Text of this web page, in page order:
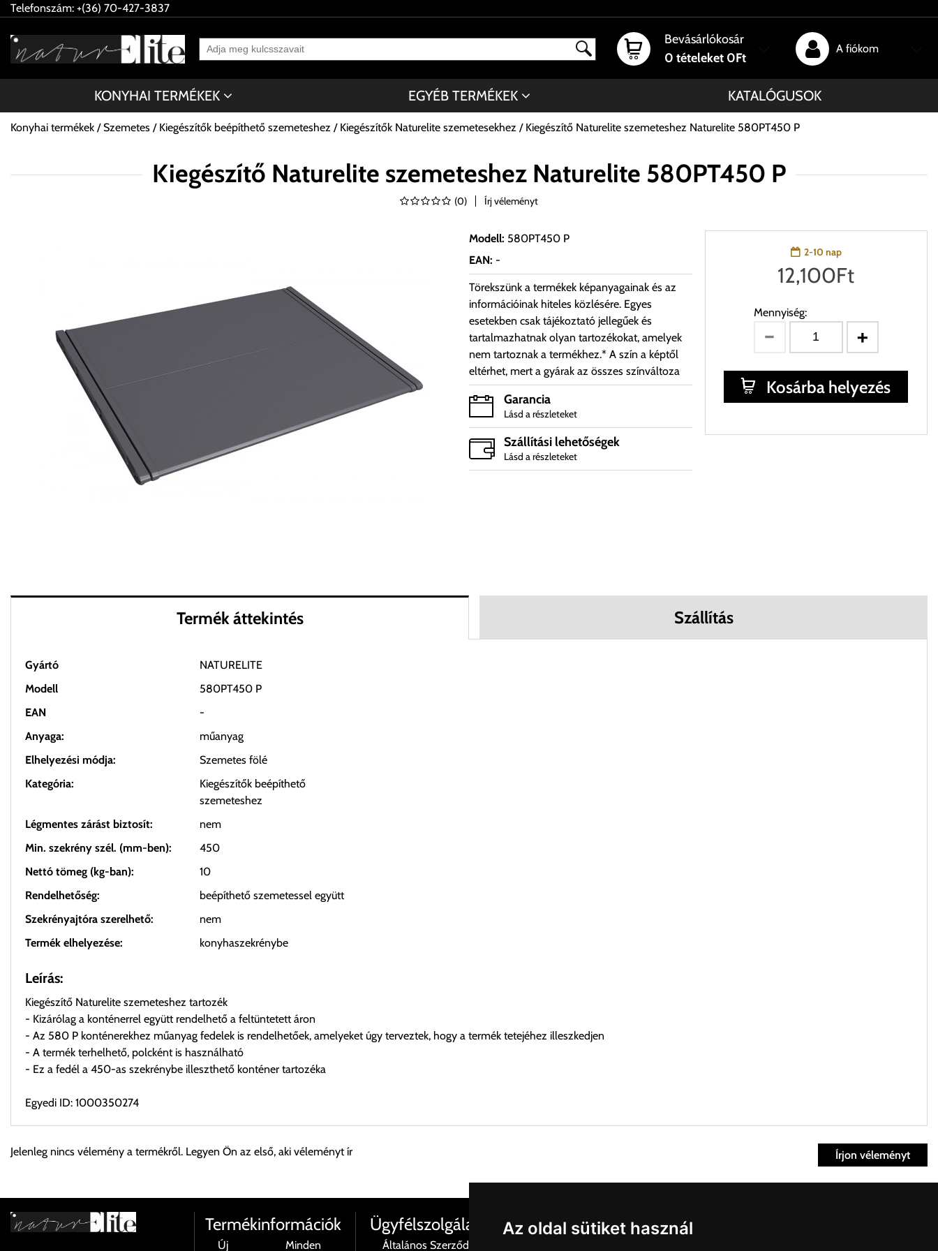
Az oldal sütiket használ
Telefonszám: +(36) 70-427-3837
Bevásárlókosár
0 tételeket 0Ft
A fiókom
KONYHAI TERMÉKEK EGYÉB TERMÉKEK KATALÓGUSOK
Konyhai termékek Szemetes Kiegészítők beépíthető szemeteshez Kiegészítők Naturelite szemetesekhez Kiegészítő Naturelite szemeteshez Naturelite 580PT450 P
Kiegészítő Naturelite szemeteshez Naturelite 580PT450 P
(0) Írj véleményt
Modell: 580PT450 P
EAN: -
Törekszünk a termékek képanyagainak és az
információinak hiteles közlésére. Egyes
esetekben csak tájékoztató jellegűek és
tartalmazhatnak olyan tartozékokat, amelyek
nem tartoznak a termékhez.* A szín a képtől
eltérhet, mert a gyárak az összes színváltoza
Garancia
Lásd a részleteket
Szállítási lehetőségek
Lásd a részleteket
2-10 nap
12,100Ft
Mennyiség:
Kosárba helyezés
Termék áttekintés Szállítás
Gyártó
NATURELITE
Modell
580PT450 P
EAN
-
Anyaga:
műanyag
Elhelyezési módja:
Szemetes fölé
Kategória:
Kiegészítők beépíthető
szemeteshez
Légmentes zárást biztosít:
nem
Min. szekrény szél. (mm-ben):
450
Nettó tömeg (kg-ban):
10
Rendelhetőség:
beépíthető szemetessel együtt
Szekrényajtóra szerelhető:
nem
Termék elhelyezése:
konyhaszekrénybe
Leírás:
Kiegészítő Naturelite szemeteshez tartozék
- Kizárólag a konténerrel együtt rendelhető a feltüntetett áron
- Az 580 P konténerekhez műanyag fedelek is rendelhetőek, amelyeket úgy terveztek, hogy a termék tetejéhez illeszkedjen
- A termék terhelhető, polcként is használható
- Ez a fedél a 450-as szekrénybe illeszthető konténer tartozéka
Egyedi ID: 1000350274
Személyes átvétel:
Önnek lehetősége van rendelését a beérkezést követően ingyenesen átvenni Budapesti Cégcsoportunk Stúdiójában előre egyeztetett időpontban.
Cím:1133 Budapest, Váci út 100.
Írjon véleményt
Jelenleg nincs vélemény a termékről. Legyen Ön az első, aki véleményt ír
Termékinformációk
Új Minden
Ügyfélszolgálat
Általános Szerződési Feltételek